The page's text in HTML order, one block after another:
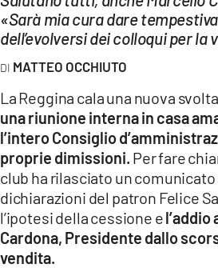
LAC NETWORK
LAC ONAIR
LaC
Network
LACPLAY.IT
LACTV.IT
LACONAIR.IT
LACITYMAG.IT
«Sarà mia cura dare
dell’evolversi dei colloqui per la
MATTEO OCCHIUTO
La Reggina cala una nuova svolta.
una riunione interna in casa
l’intero Consiglio
proprie dimissioni. Per fare
club ha rilasciato un
dichiarazioni del patron Felice
l’ipotesi della cessione e
Cardona, Presidente dallo
vendita.